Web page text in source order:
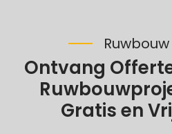
Ontvang
Gratis en